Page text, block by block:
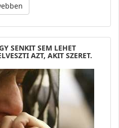
SENKIT SEM LEHET
AZT, AKIT SZERET.